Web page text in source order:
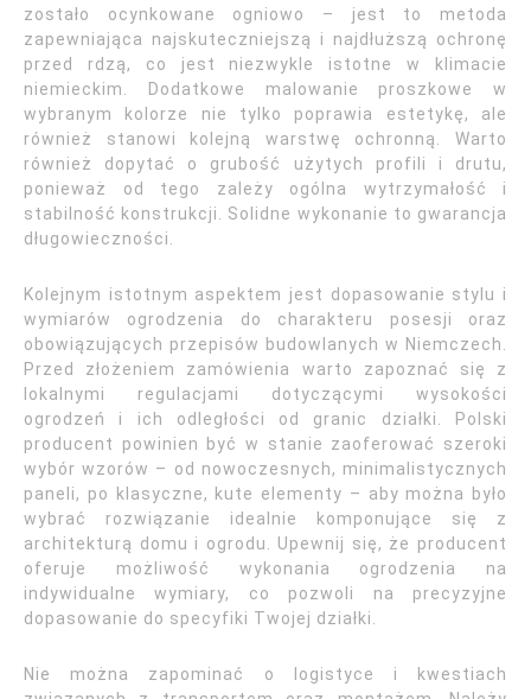
zostało ocynkowane ogniowo – jest to metoda
zapewniająca najskuteczniejszą i najdłuższą ochronę
przed rdzą, co jest niezwykle istotne w klimacie
niemieckim. Dodatkowe malowanie proszkowe w
wybranym kolorze nie tylko poprawia estetykę, ale
również stanowi kolejną warstwę ochronną. Warto
również dopytać o grubość użytych profili i drutu,
ponieważ od tego zależy ogólna wytrzymałość i
stabilność konstrukcji. Solidne wykonanie to gwarancja
długowieczności.
Kolejnym istotnym aspektem jest dopasowanie stylu i
wymiarów ogrodzenia do charakteru posesji oraz
obowiązujących przepisów budowlanych w Niemczech.
Przed złożeniem zamówienia warto zapoznać się z
lokalnymi regulacjami dotyczącymi wysokości
ogrodzeń i ich odległości od granic działki. Polski
producent powinien być w stanie zaoferować szeroki
wybór wzorów – od nowoczesnych, minimalistycznych
paneli, po klasyczne, kute elementy – aby można było
wybrać rozwiązanie idealnie komponujące się z
architekturą domu i ogrodu. Upewnij się, że producent
oferuje możliwość wykonania ogrodzenia na
indywidualne wymiary, co pozwoli na precyzyjne
dopasowanie do specyfiki Twojej działki.
Nie można zapominać o logistyce i kwestiach